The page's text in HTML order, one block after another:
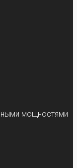
мощностями